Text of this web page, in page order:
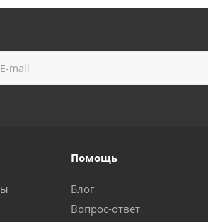
Помощь
Блог
Вопрос-ответ